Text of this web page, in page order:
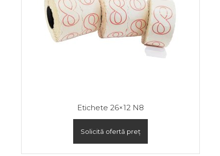
Etichete 26×12 N8
Solicită ofertă preț